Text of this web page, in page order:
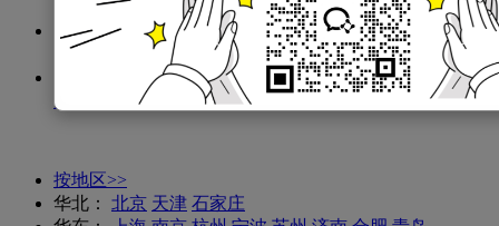
考试指南： 资讯 政策 简历 择校 面试 衔接 经验
分班考
试
小学真题 数学试题 语文试题 英语试题 备考
知识点
按地区>>
华北：
北京 天津 石家庄